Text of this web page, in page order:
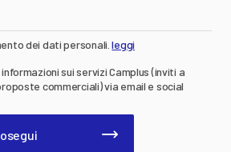
dei dati personali.leggi
sui servizi Camplus (inviti a
commerciali) via email e social